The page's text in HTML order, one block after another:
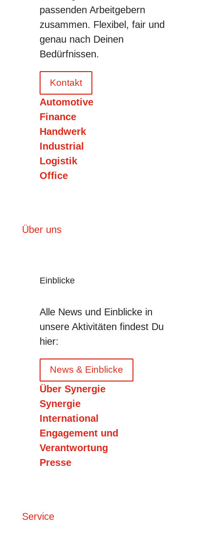
passenden Arbeitgebern
zusammen. Flexibel, fair und
genau nach Deinen
Bedürfnissen.
Kontakt
Automotive
Finance
Handwerk
Industrial
Logistik
Office
Über uns
Einblicke
Alle News und Einblicke in
unsere Aktivitäten findest Du
hier:
News & Einblicke
Über Synergie
Synergie
International
Engagement und
Verantwortung
Presse
Service